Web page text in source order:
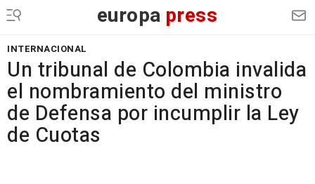
europa press
INTERNACIONAL
Un tribunal de Colombia invalida
el nombramiento del ministro
de Defensa por incumplir la Ley
de Cuotas